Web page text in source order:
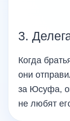
3.
Когда
они
за Юсуфа,
не любят